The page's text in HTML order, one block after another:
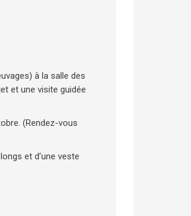
à la salle des
et une visite guidée
(Rendez-vous
et d’une veste